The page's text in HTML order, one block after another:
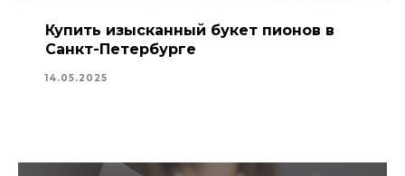
Купить изысканный букет пионов в
Санкт-Петербурге
14.05.2025